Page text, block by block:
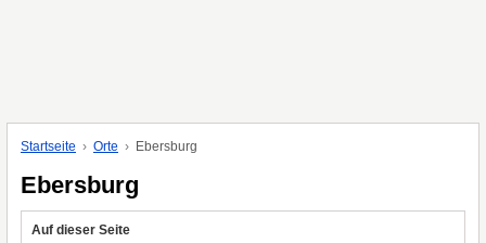
Startseite Orte Ebersburg
Ebersburg
Auf dieser Seite